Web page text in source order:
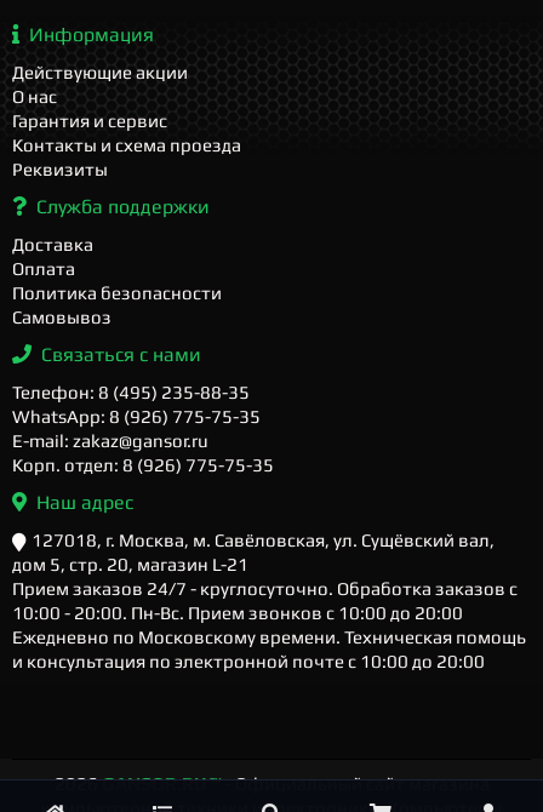
Информация
Действующие акции
О нас
Гарантия и сервис
Контакты и схема проезда
Реквизиты
Служба поддержки
Доставка
Оплата
Политика безопасности
Самовывоз
Связаться с нами
Телефон: 8 (495) 235-88-35
WhatsApp: 8 (926) 775-75-35
E-mail: zakaz@gansor.ru
Корп. отдел: 8 (926) 775-75-35
Наш адрес
127018, г. Москва, м. Савёловская, ул. Сущёвский вал,
дом 5, стр. 20, магазин L-21
Прием заказов 24/7 - круглосуточно. Обработка заказов с
10:00 - 20:00. Пн-Вс. Прием звонков с 10:00 до 20:00
Ежедневно по Московскому времени. Техническая помощь
и консультация по электронной почте с 10:00 до 20:00
2026GANSOR.RU ™- Официальный сайт магазина
компьютерной техники и электроники. Компьютеры